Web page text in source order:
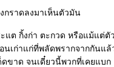
กราดลงมาเห็นตัวมัน
แต กิ้งก่า ตะกวด หรือแม้แต่ตัว
นเก่าแก่ที่พลัดพรากจากกันแล้
ขาด จนเดี๋ยวนี้พวกที่เคยแบก